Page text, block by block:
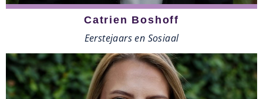
Catrien Boshoff
Eerstejaars en Sosiaal